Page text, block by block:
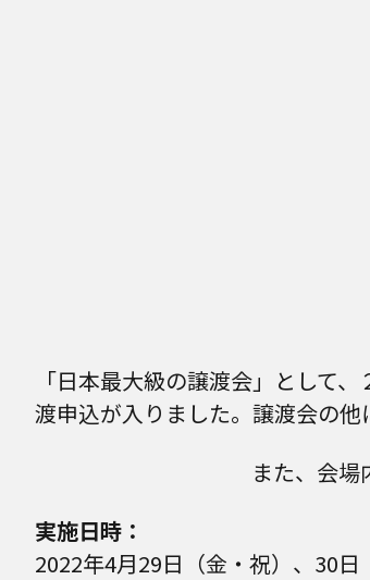
「日本最大級の譲渡会」として
渡申込が入りました。譲渡会の
また、会
実施日時：
2022年4月29日（金・祝）、30日